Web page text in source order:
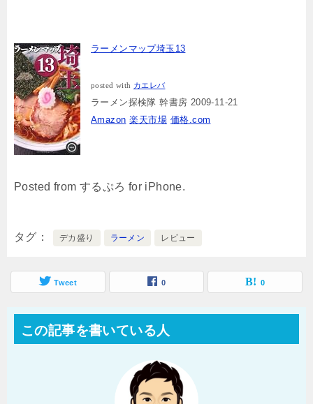
ラーメンマップ埼玉13
posted with カエレバ
ラーメン探検隊 幹書房 2009-11-21
Amazon 楽天市場 価格.com
Posted from するぷろ for iPhone.
タグ デカ盛り ラーメン レビュー
Tweet 0 0
この記事を書いている人